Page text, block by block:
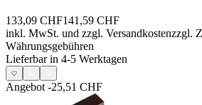
133,09 CHF141,59 CHF
inkl. MwSt. und zzgl. Versandkostenzzgl.
Währungsgebühren
Lieferbar in 4-5 Werktagen
Angebot -25,51 CHF